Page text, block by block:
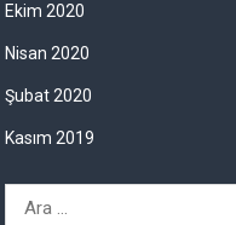
Ekim 2020
Nisan 2020
Şubat 2020
Kasım 2019